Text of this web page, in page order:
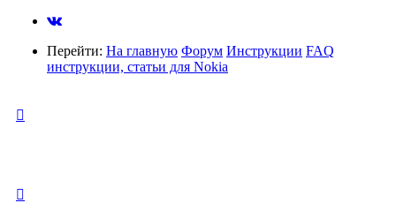
Перейти: На главную Форум Инструкции FAQ
инструкции, статьи для Nokia